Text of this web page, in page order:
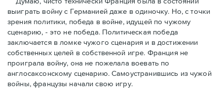
выиграть войну с Германией даже в одиночку. Но, с точки
зрения политики, победа в войне, идущей по чужому
сценарию, - это не победа. Политическая победа
заключается в ломке чужого сценария и в достижении
собственных целей в собственной игре. Франция не
проиграла войну, она не пожелала воевать по
англосаксонскому сценарию. Самоустранившись из чужой
войны, французы начали свою игру.